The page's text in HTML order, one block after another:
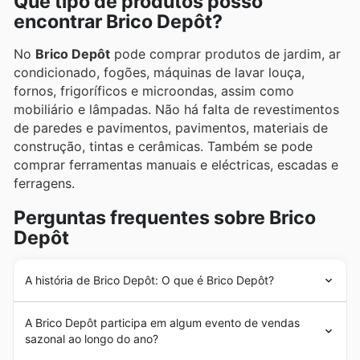
encontrar Brico Depôt?
No Brico Depôt pode comprar produtos de jardim, ar
condicionado, fogões, máquinas de lavar louça,
fornos, frigoríficos e microondas, assim como
mobiliário e lâmpadas. Não há falta de revestimentos
de paredes e pavimentos, pavimentos, materiais de
construção, tintas e cerâmicas. Também se pode
comprar ferramentas manuais e eléctricas, escadas e
ferragens.
Perguntas frequentes sobre Brico
Depôt
A história de Brico Depôt: O que é Brico Depôt?
criada a Brico Depôt Iberia, uma empresa que abriu a
sua primeira loja em Espanha e depois expandiu para
A Brico Depôt participa em algum evento de vendas
sazonal ao longo do ano?